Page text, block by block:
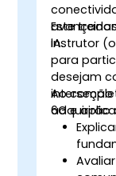
IA.
Este
instrutor
para
desejam
6G e
Ao
adquirirão